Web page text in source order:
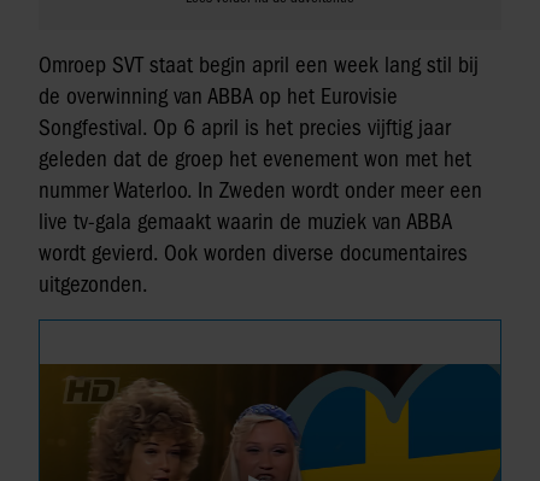
Omroep SVT staat begin april een week lang stil bij
de overwinning van ABBA op het Eurovisie
Songfestival. Op 6 april is het precies vijftig jaar
geleden dat de groep het evenement won met het
nummer Waterloo. In Zweden wordt onder meer een
live tv-gala gemaakt waarin de muziek van ABBA
wordt gevierd. Ook worden diverse documentaires
uitgezonden.